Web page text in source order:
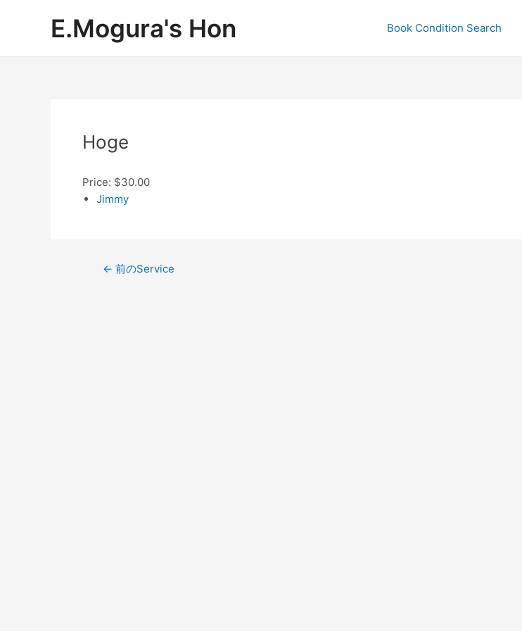
E.Mogura's Hon Book Condition Search
Hoge
Price: $30.00
Jimmy
navigation
← 前のService